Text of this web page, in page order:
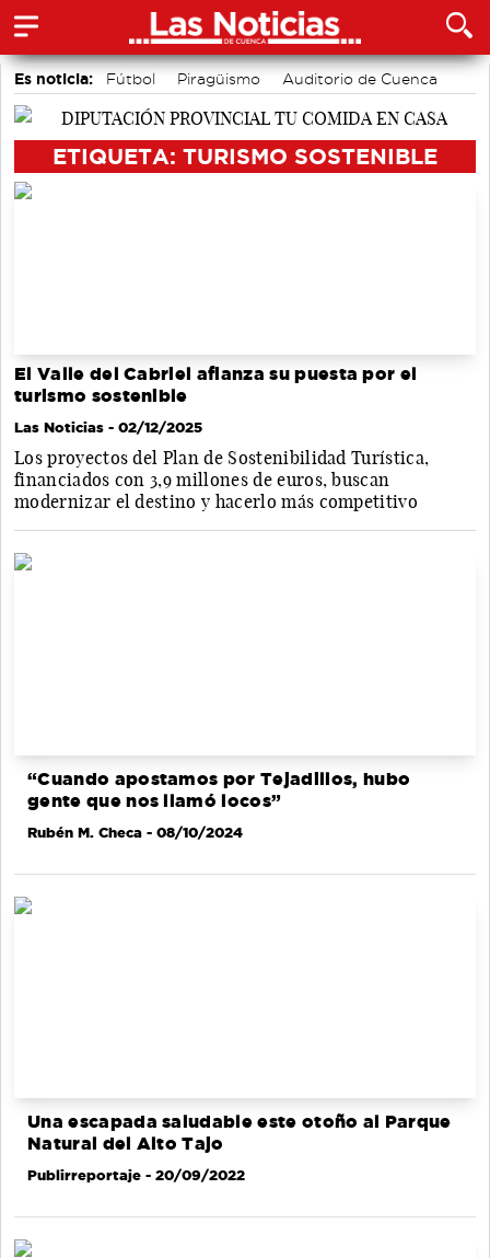
Es noticia: Fútbol Piragüismo
Auditorio de Cuenca
Área de Deportes
ETIQUETA: TURISMO SOSTENIBLE
El Valle del Cabriel afianza su puesta por el
turismo sostenible
Las Noticias - 02/12/2025
Los proyectos del Plan de Sostenibilidad Turística,
financiados con 3,9 millones de euros, buscan
modernizar el destino y hacerlo más competitivo
“Cuando apostamos por Tejadillos, hubo
gente que nos llamó locos”
Rubén M. Checa - 08/10/2024
Una escapada saludable este otoño al Parque
Natural del Alto Tajo
Publirreportaje - 20/09/2022